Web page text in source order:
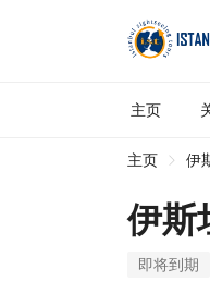
主页
主页 伊
伊斯
即将到期